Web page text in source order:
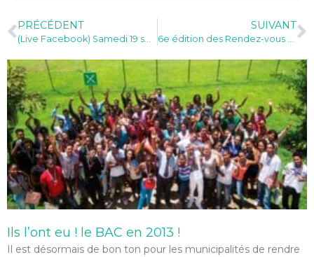
PRÉCÉDENT
(Live Facebook) Samedi 19 septembre : Oliwon Lakarayib commémore les 150 ans de l’insurrection du Sud de la Martinique.
SUIVANT
6e édition des Rendez-vous de la retraite
Ils l’ont eu ! le BAC en 2013 !
Il est désormais de bon ton pour les municipalités de rendre